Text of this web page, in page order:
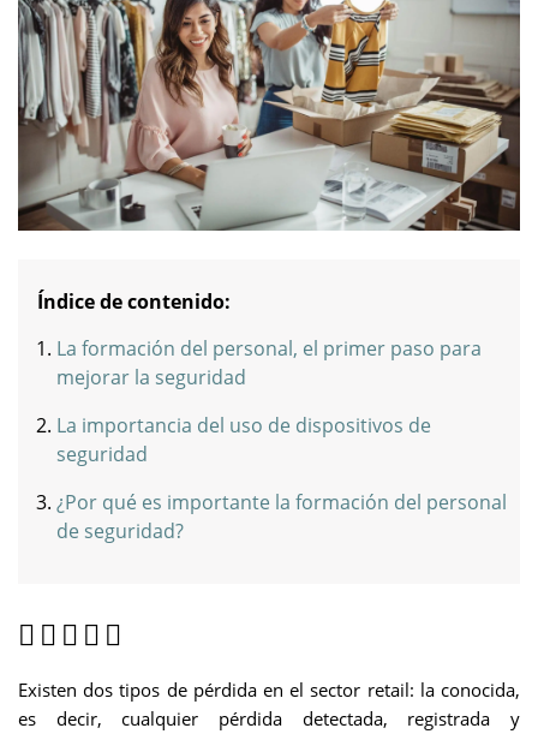
Índice de contenido:
La formación del personal, el primer paso para
mejorar la seguridad
La importancia del uso de dispositivos de
seguridad
¿Por qué es importante la formación del personal
de seguridad?
Existen dos tipos de pérdida en el sector retail: la conocida,
es decir, cualquier pérdida detectada, registrada y